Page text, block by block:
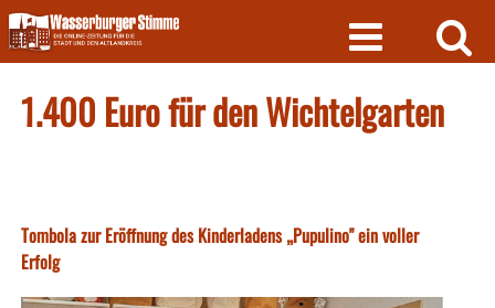
Skip
to
content
1.400 Euro für den Wichtelgarten
Tombola zur Eröffnung des Kinderladens „Pupulino" ein voller
Erfolg